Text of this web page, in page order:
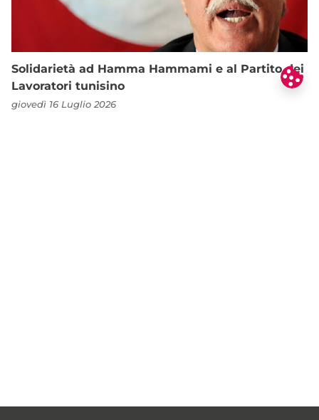
Solidarietà ad Hamma Hammami e al Partito dei
Lavoratori tunisino
giovedì 16 Luglio 2026